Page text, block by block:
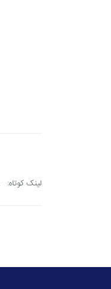
لینک کوتاه: